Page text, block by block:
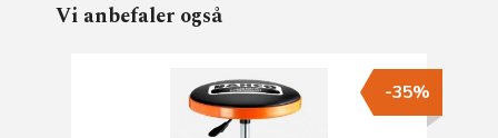
Vi anbefaler også
-35%